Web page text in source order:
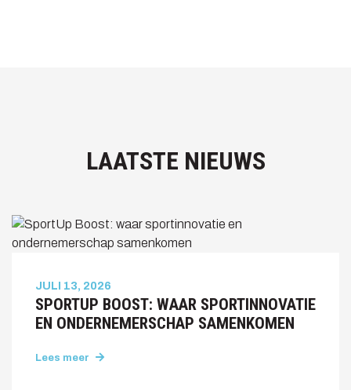
LAATSTE NIEUWS
JULI 13, 2026
SPORTUP BOOST: WAAR SPORTINNOVATIE
EN ONDERNEMERSCHAP SAMENKOMEN
Lees meer